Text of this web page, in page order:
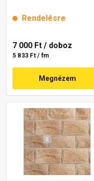
Rendelésre
7 000 Ft / doboz
5 833 Ft / fm
Megnézem